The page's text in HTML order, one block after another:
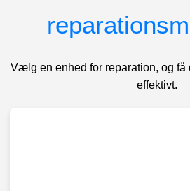
Vælg en enhed for reparation, og få
effektivt.